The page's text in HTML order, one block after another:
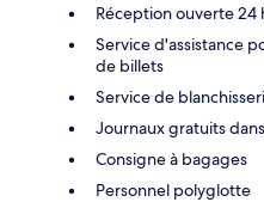
Réception ouverte 24
Service d'assistance
de billets
Service de
Journaux gratuits
Consigne à bagages
Personnel polyglotte